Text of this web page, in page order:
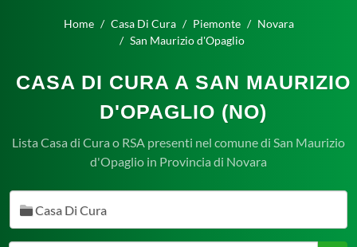
Home Casa Di Cura Piemonte
Novara
San Maurizio d'Opaglio
CASA DI CURA A SAN MAURIZIO
D'OPAGLIO (NO)
Lista Casa di Cura o RSA presenti nel comune di San Maurizio
d'Opaglio in Provincia di Novara
Casa Di Cura